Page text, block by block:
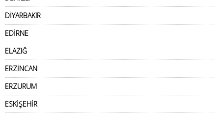
DİYARBAKIR
EDİRNE
ELAZIĞ
ERZİNCAN
ERZURUM
ESKİŞEHİR